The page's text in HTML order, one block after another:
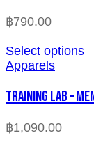
฿790.00
Select options
Apparels
TRAINING LAB –
฿1,090.00